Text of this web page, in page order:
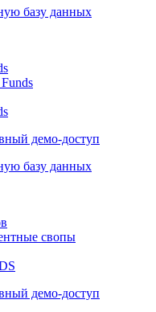
базу данных
демо-доступ
базу данных
свопы
демо-доступ